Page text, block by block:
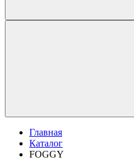
Главная
Каталог
FOGGY